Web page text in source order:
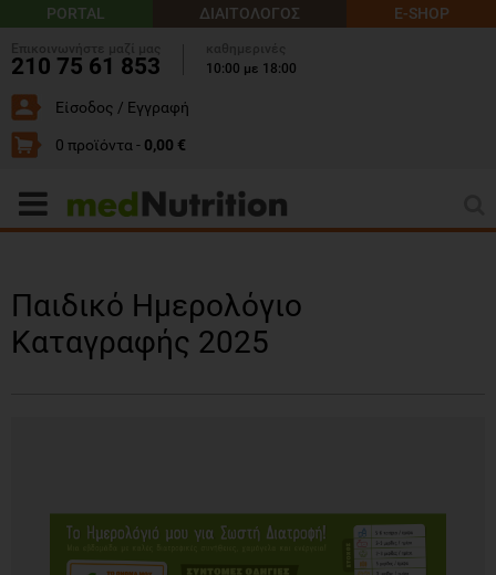
PORTAL ΔΙΑΙΤΟΛΟΓΟΣ E-SHOP
210 75 61 853
10:00 με 18:00
Είσοδος / Εγγραφή
0 προϊόντα - 0,00 €
Παιδικό Ημερολόγιο
Καταγραφής 2025